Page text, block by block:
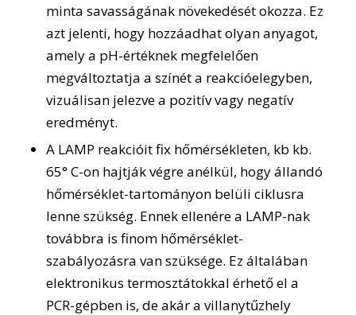
minta savasságának növekedését okozza. Ez
azt jelenti, hogy hozzáadhat olyan anyagot,
amely a pH-értéknek megfelelően
megváltoztatja a színét a reakcióelegyben,
vizuálisan jelezve a pozitív vagy negatív
eredményt.
A LAMP reakcióit fix hőmérsékleten, kb kb.
65° C-on hajtják végre anélkül, hogy állandó
hőmérséklet-tartományon belüli ciklusra
lenne szükség. Ennek ellenére a LAMP-nak
továbbra is finom hőmérséklet-
szabályozásra van szüksége. Ez általában
elektronikus termosztátokkal érhető el a
PCR-gépben is, de akár a villanytűzhely